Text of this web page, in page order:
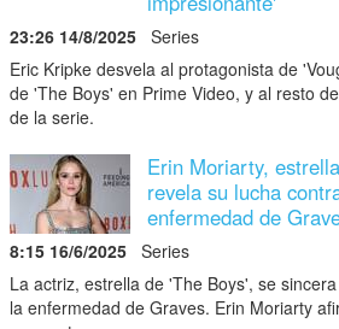
23:26 14/8/2025 Series
Eric Kripke desvela al protagonista de
de 'The Boys' en Prime Video, y al resto
de la serie.
Erin Moriarty,
revela su lucha
enfermedad de
8:15 16/6/2025 Series
La actriz, estrella de 'The Boys', se
la enfermedad de Graves. Erin Moriarty